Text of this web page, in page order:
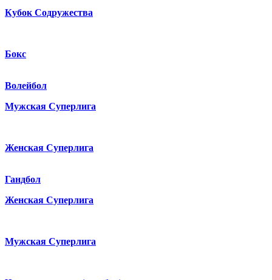
Кубок Содружества
Бокс
Волейбол
Мужская Суперлига
Женская Суперлига
Гандбол
Женская Суперлига
Мужская Суперлига